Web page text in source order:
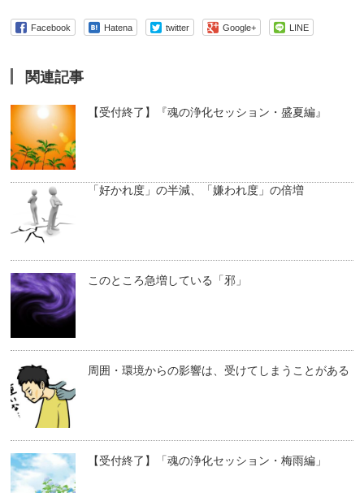
Facebook Hatena twitter Google+ LINE
関連記事
【受付終了】『魂の浄化セッション・盛夏編』
「好かれ度」の半減、「嫌われ度」の倍増
このところ急増している「邪」
周囲・環境からの影響は、受けてしまうことがある
【受付終了】「魂の浄化セッション・梅雨編」